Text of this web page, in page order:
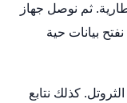
ثم نوصل جهاز
بيانات حية
كذلك نتابع